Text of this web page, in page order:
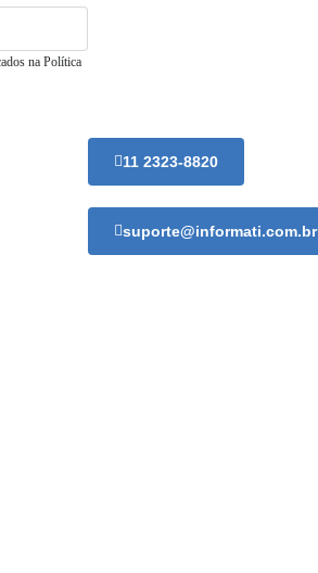
na Política
11 2323-8820
suporte@informati.com.br